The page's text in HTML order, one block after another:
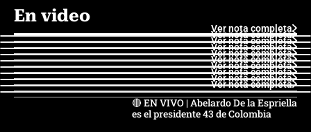
En video
Ver nota completa
Ver nota completa
Ver nota completa
Ver nota completa
Ver nota completa
Ver nota completa
Ver nota completa
Ver nota completa
Ver nota completa
Ver nota completa
🔴 EN VIVO | Abelardo De la Espriella
es el presidente 43 de Colombia